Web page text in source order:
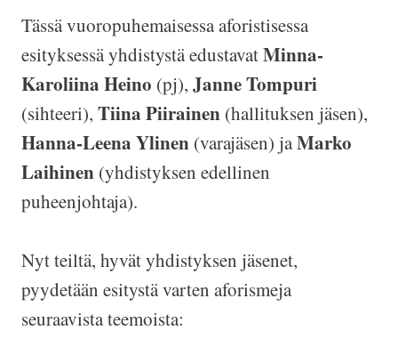
Tässä vuoropuhemaisessa aforistisessa
esityksessä yhdistystä edustavatMinna-
Karoliina Heino (pj), Janne Tompuri
(sihteeri), Tiina Piirainen (hallituksen jäsen),
Hanna-Leena Ylinen (varajäsen) jaMarko
Laihinen (yhdistyksen edellinen
puheenjohtaja).
Nyt teiltä, hyvät yhdistyksen jäsenet,
pyydetään esitystä varten aforismeja
seuraavista teemoista: